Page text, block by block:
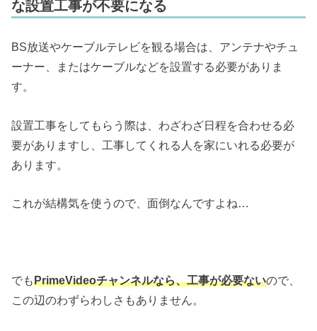
な設置工事が不要になる
BS放送やケーブルテレビを観る場合は、アンテナやチュ
ーナー、またはケーブルなどを設置する必要がありま
す。
設置工事をしてもらう際は、わざわざ日程を合わせる必
要がありますし、工事してくれる人を家にいれる必要が
あります。
これが結構気を使うので、面倒なんですよね…
でもPrimeVideoチャンネルなら、工事が必要ないので、
この辺のわずらわしさもありません。